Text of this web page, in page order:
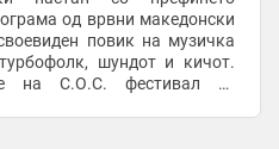
од врвни македонски
повик на музичка
шундот и кичот.
на С.О.С. фестивал се